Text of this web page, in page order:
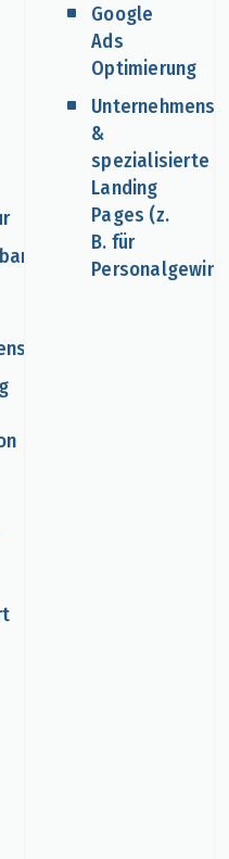
Google
Ads
Optimierung
&
spezialisierte
Landing
Pages (z.
B. für